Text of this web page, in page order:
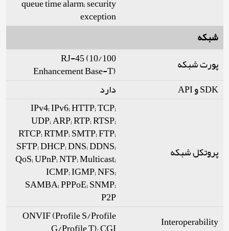
queue time alarm; security
exception
شبکه
پورت شبکه
RJ-45 (10/100
Enhancement Base-T)
SDK و API
دارد
پروتکل شبکه
IPv4; IPv6; HTTP; TCP;
UDP; ARP; RTP; RTSP;
RTCP; RTMP; SMTP; FTP;
SFTP; DHCP; DNS; DDNS;
QoS; UPnP; NTP; Multicast;
ICMP; IGMP; NFS;
SAMBA; PPPoE; SNMP;
P2P
Interoperability
ONVIF (Profile S/Profile